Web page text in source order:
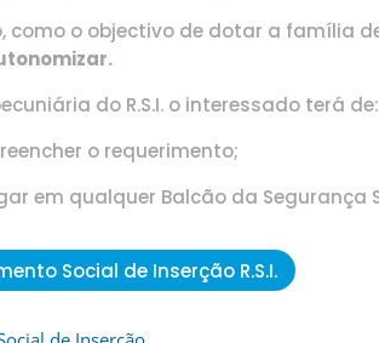
como o objectivo de dotar a família
do R.S.I. o interessado terá de:
o requerimento;
em qualquer Balcão da Segurança
Social de Inserção R.S.I.